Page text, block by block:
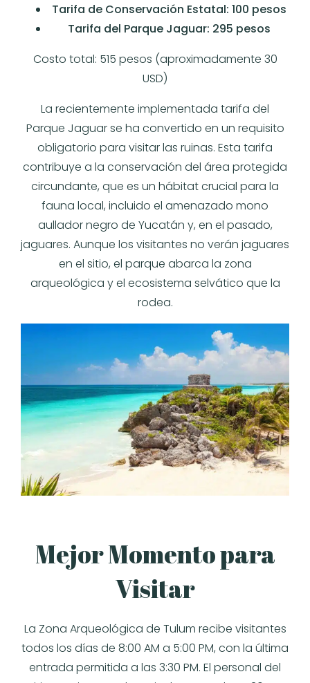
Tarifa de Conservación Estatal: 100 pesos
Tarifa del Parque Jaguar: 295 pesos
Costo total: 515 pesos (aproximadamente 30
USD)
La recientemente implementada tarifa del
Parque Jaguar se ha convertido en un requisito
obligatorio para visitar las ruinas. Esta tarifa
contribuye a la conservación del área protegida
circundante, que es un hábitat crucial para la
fauna local, incluido el amenazado mono
aullador negro de Yucatán y, en el pasado,
jaguares. Aunque los visitantes no verán jaguares
en el sitio, el parque abarca la zona
arqueológica y el ecosistema selvático que la
rodea.
Mejor Momento para
Visitar
La Zona Arqueológica de Tulum recibe visitantes
todos los días de 8:00 AM a 5:00 PM, con la última
entrada permitida a las 3:30 PM. El personal del